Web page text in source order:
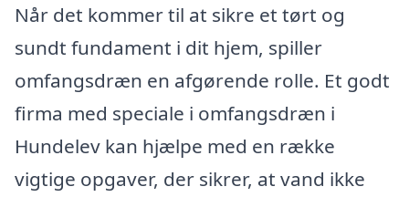
Når det kommer til at sikre et tørt og
sundt fundament i dit hjem, spiller
omfangsdræn en afgørende rolle. Et godt
firma med speciale i omfangsdræn i
Hundelev kan hjælpe med en række
vigtige opgaver, der sikrer, at vand ikke